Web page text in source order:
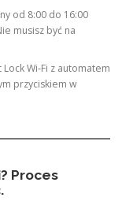
od 8:00 do 16:00
musisz być na
Wi-Fi z automatem
przyciskiem w
Proces